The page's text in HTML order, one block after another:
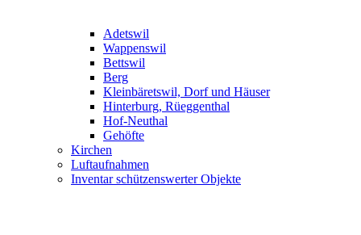
Adetswil
Wappenswil
Bettswil
Berg
Kleinbäretswil, Dorf und Häuser
Hinterburg, Rüeggenthal
Hof-Neuthal
Gehöfte
Kirchen
Luftaufnahmen
Inventar schützenswerter Objekte